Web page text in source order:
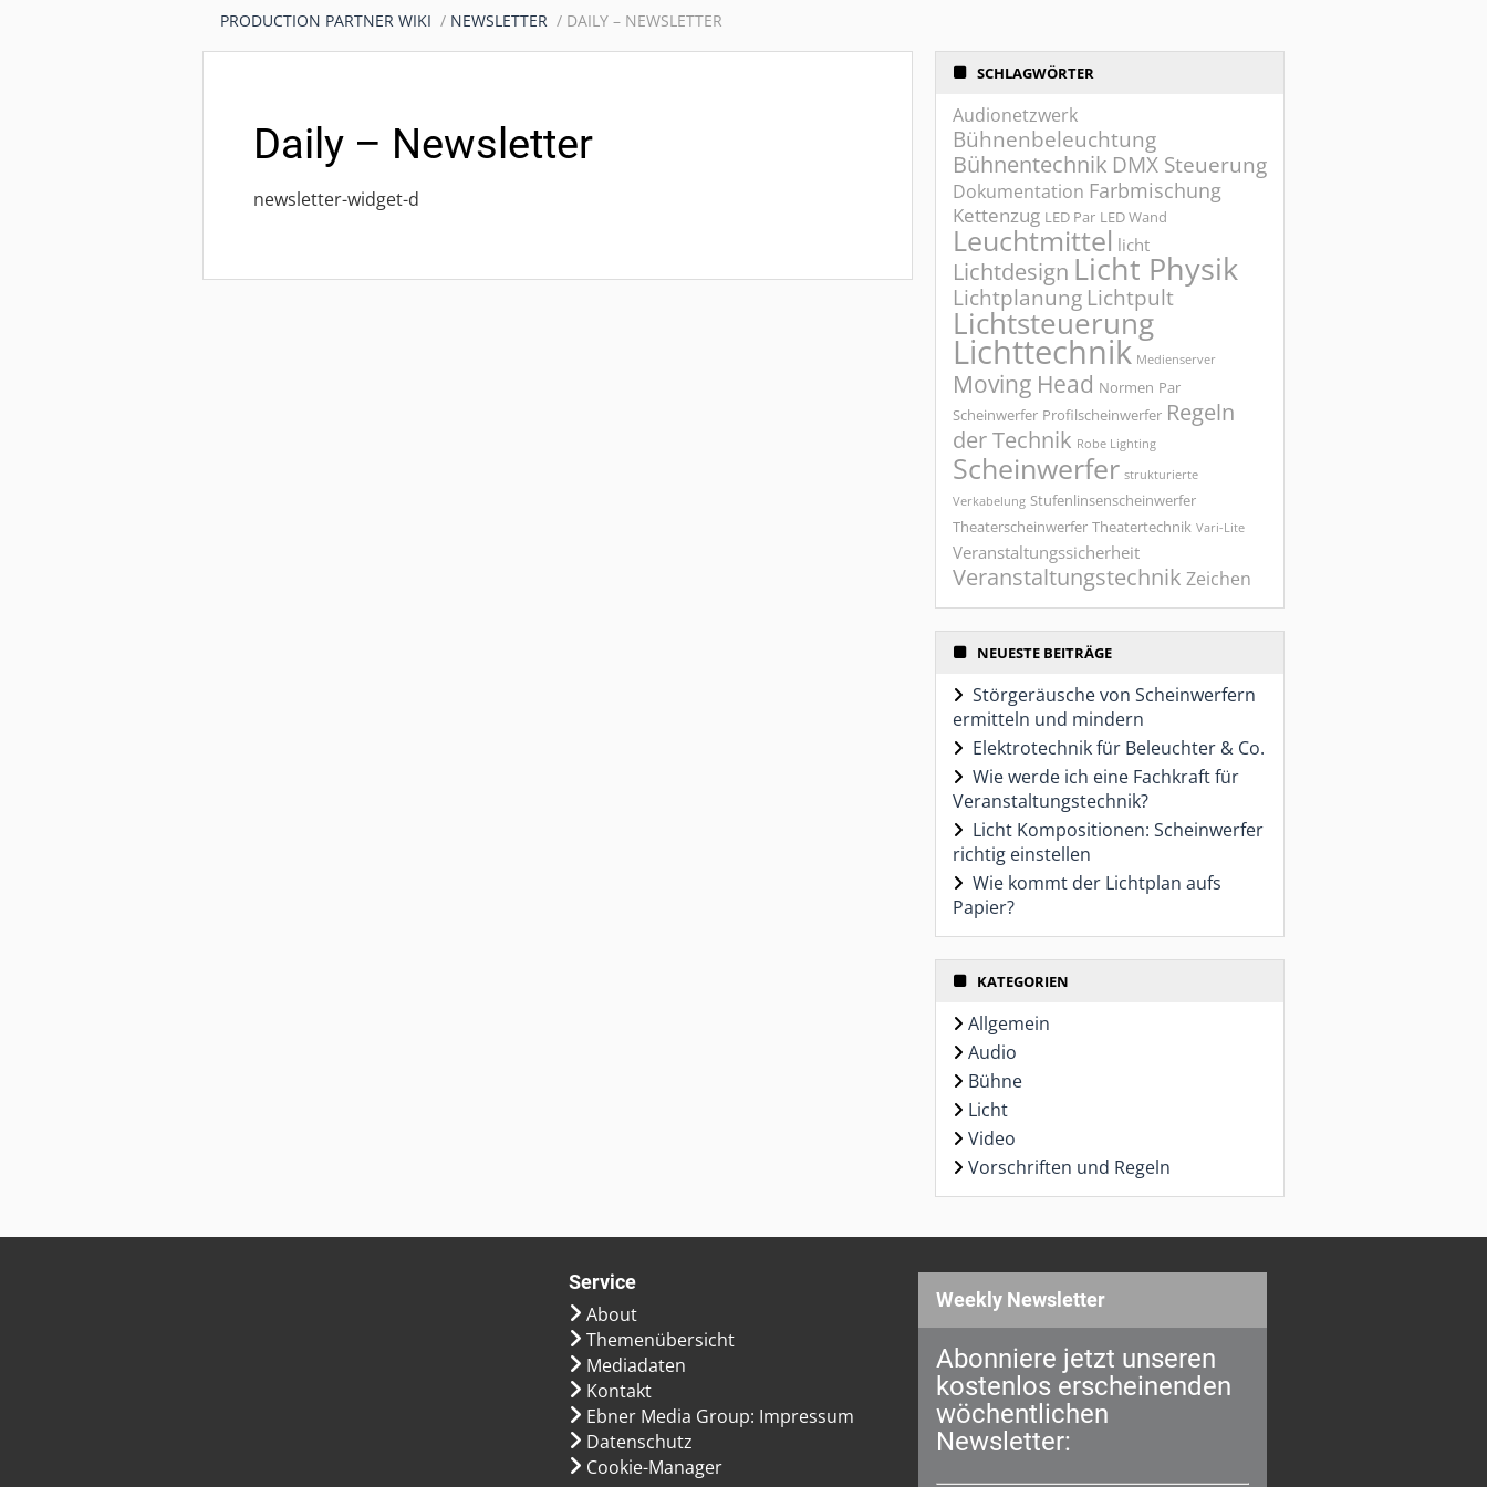
PRODUCTION PARTNER WIKI NEWSLETTER DAILY – NEWSLETTER
Daily – Newsletter
newsletter-widget-d
SCHLAGWÖRTER
Audionetzwerk
Bühnenbeleuchtung
Bühnentechnik DMX Steuerung
Dokumentation Farbmischung
Kettenzug LED Par LED Wand
Leuchtmittel licht
Lichtdesign Licht Physik
Lichtplanung Lichtpult
Lichtsteuerung
Lichttechnik Medienserver
Moving Head Normen Par
Scheinwerfer Profilscheinwerfer Regeln
der Technik Robe Lighting
Scheinwerfer strukturierte
Verkabelung Stufenlinsenscheinwerfer
Theaterscheinwerfer Theatertechnik Vari-Lite
Veranstaltungssicherheit
Veranstaltungstechnik Zeichen
NEUESTE BEITRÄGE
Störgeräusche von Scheinwerfern
ermitteln und mindern
Elektrotechnik für Beleuchter & Co.
Wie werde ich eine Fachkraft für
Veranstaltungstechnik?
Licht Kompositionen: Scheinwerfer
richtig einstellen
Wie kommt der Lichtplan aufs
Papier?
KATEGORIEN
Allgemein
Audio
Bühne
Licht
Video
Vorschriften und Regeln
Service
About
Themenübersicht
Mediadaten
Kontakt
Ebner Media Group: Impressum
Datenschutz
Cookie-Manager
Weekly Newsletter
Abonniere jetzt unseren
kostenlos erscheinenden
wöchentlichen
Newsletter: